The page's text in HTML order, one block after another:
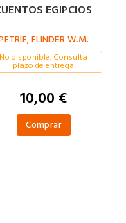
EGIPCIOS
FLINDER W.M.
No disponible. Consulta
plazo de entrega
10,00 €
Comprar